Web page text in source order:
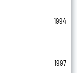
1994
1997